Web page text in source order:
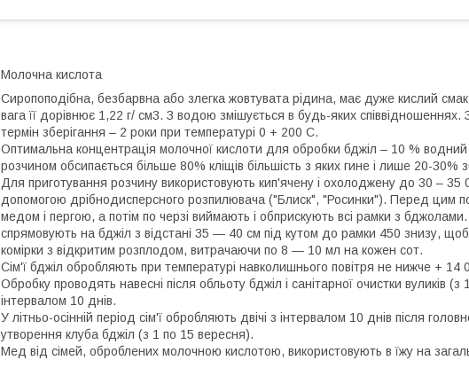
Молочна кислота
Сиропоподібна, безбарвна або злегка жовтувата рідина, має дуже кислий
вага її дорівнює 1,22 г/ см3. З водою змішується в будь-яких співвідношеннях.
термін зберігання – 2 роки при температурі 0 + 200 С.
Оптимальна концентрація молочної кислоти для обробки бджіл – 10 %
розчином обсипається більше 80% кліщів більшість з яких гине і лише 20-30%
Для приготування розчину використовують кип'ячену і охолоджену до 30 –
допомогою дрібнодисперсного розпилювача ("Блиск", "Росинки"). Перед цим
медом і пергою, а потім по черзі виймають і обприскують всі рамки з
спрямовують на бджіл з відстані 35 ― 40 см під кутом до рамки 450 знизу,
комірки з відкритим розплодом, витрачаючи по 8 ― 10 мл на кожен сот.
Сім'ї бджіл обробляють при температурі навколишнього повітря не нижче + 14
Обробку проводять навесні після обльоту бджіл і санітарної очистки вуликів
інтервалом 10 днів.
У літньо-осінній період сім'ї обробляють двічі з інтервалом 10 днів після
утворення клуба бджіл (з 1 по 15 вересня).
Мед від сімей, оброблених молочною кислотою, використовують в їжу на